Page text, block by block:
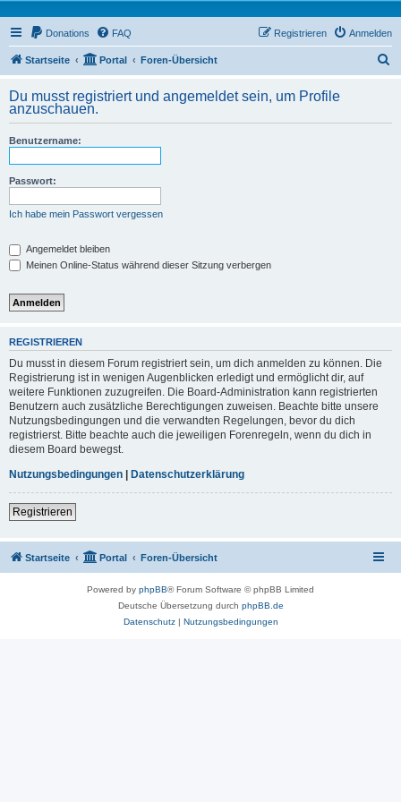
Donations FAQ Anmelden
Registrieren
Startseite Portal Foren-Übersicht
h
Du musst registriert und angemeldet sein, um Profile
anzuschauen.
Benutzername:
Passwort:
Ich habe mein Passwort vergessen
Angemeldet bleiben
Meinen Online-Status während dieser Sitzung verbergen
REGISTRIEREN
Du musst in diesem Forum registriert sein, um dich anmelden zu können. Die
Registrierung ist in wenigen Augenblicken erledigt und ermöglicht dir, auf
weitere Funktionen zuzugreifen. Die Board-Administration kann registrierten
Benutzern auch zusätzliche Berechtigungen zuweisen. Beachte bitte unsere
Nutzungsbedingungen und die verwandten Regelungen, bevor du dich
registrierst. Bitte beachte auch die jeweiligen Forenregeln, wenn du dich in
diesem Board bewegst.
Nutzungsbedingungen | Datenschutzerklärung
Registrieren
Startseite Portal Foren-Übersicht
Powered by phpBB® Forum Software © phpBB Limited
Deutsche Übersetzung durch phpBB.de
Datenschutz| Nutzungsbedingungen